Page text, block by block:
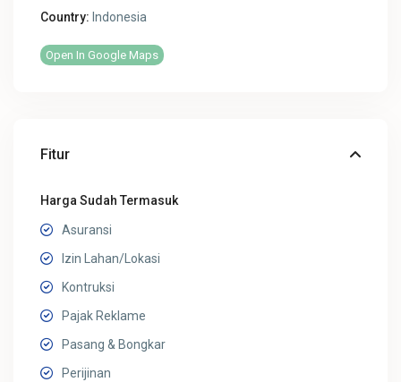
Country: Indonesia
Open In Google Maps
Fitur
Harga Sudah Termasuk
Asuransi
Izin Lahan/Lokasi
Kontruksi
Pajak Reklame
Pasang & Bongkar
Perijinan